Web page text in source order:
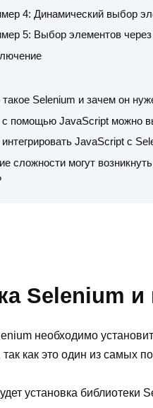
4: Динамический выбор
5: Выбор элементов
такое Selenium и зачем он
с помощью JavaScript можно
интегрировать JavaScript с
сложности могут
Selenium
необходимо
как это один из самых
установка библиотеки